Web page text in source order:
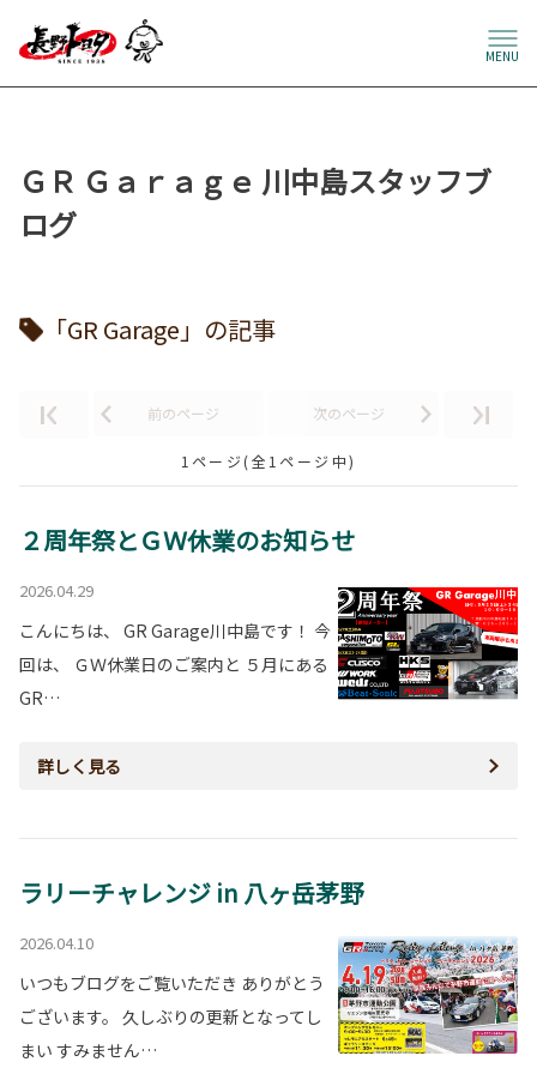
MENU
ＧＲ Ｇａｒａｇｅ 川中島スタッフブ
ログ
「GR Garage」の記事
前のページ 次のページ
1ページ(全1ページ中)
２周年祭とＧＷ休業のお知らせ
2026.04.29
こんにちは、 GR Garage川中島です！ 今
回は、 ＧＷ休業日のご案内と ５月にある
GR…
詳しく見る
ラリーチャレンジ in 八ヶ岳茅野
2026.04.10
いつもブログをご覧いただき ありがとう
ございます。 久しぶりの更新となってし
まい すみません…